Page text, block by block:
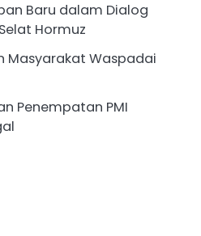
Baru dalam Dialog
Hormuz
Masyarakat Waspadai
Penempatan PMI